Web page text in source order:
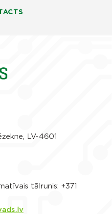
LV-4601
tālrunis: +371